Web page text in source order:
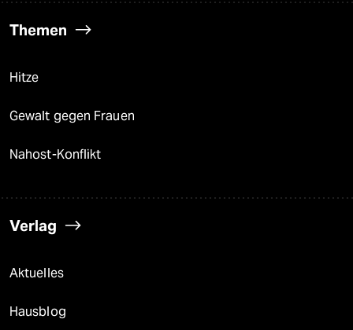
Themen
Hitze
Gewalt gegen Frauen
Nahost-Konflikt
Verlag
Aktuelles
Hausblog